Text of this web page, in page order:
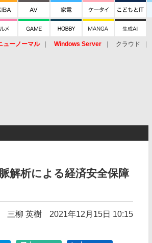
ューノーマル Windows Server クラウド
解析による経済安全保障
三柳 英樹 2021年12月15日 10:15